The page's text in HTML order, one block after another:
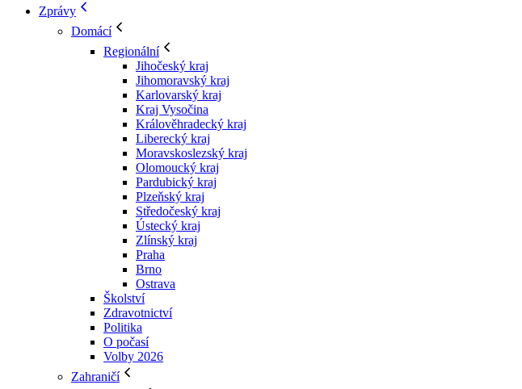
Zprávy
Domácí
Regionální
Jihočeský kraj
Jihomoravský kraj
Karlovarský kraj
Kraj Vysočina
Králověhradecký kraj
Liberecký kraj
Moravskoslezský kraj
Olomoucký kraj
Pardubický kraj
Plzeňský kraj
Středočeský kraj
Ústecký kraj
Zlínský kraj
Praha
Brno
Ostrava
Školství
Zdravotnictví
Politika
O počasí
Volby 2026
Zahraničí